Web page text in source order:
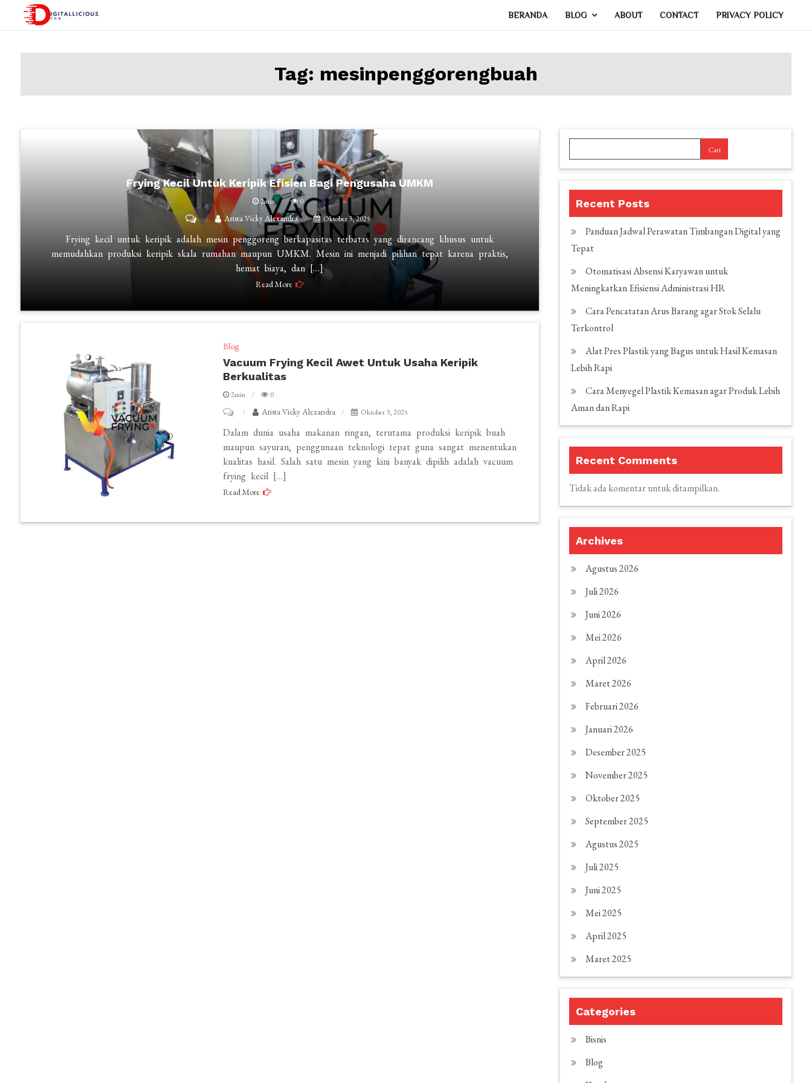
digitallicious.com
BERANDA BLOG ABOUT CONTACT PRIVACY POLICY
Tag: mesinpenggorengbuah
Blog
Frying Kecil Untuk Keripik Efisien Bagi Pengusaha UMKM
2min
0
on
Kecil
Arista Vicky Alexandra Oktober 3, 2025
Frying kecil untuk keripik adalah mesin penggoreng berkapasitas terbatas yang dirancang khusus untuk
memudahkan produksi keripik skala rumahan maupun UMKM. Mesin ini menjadi pilihan tepat karena praktis,
hemat biaya, dan […]
Read More
Blog
Vacuum Frying Kecil Awet Untuk Usaha Keripik
Berkualitas
2min
0
Vacuum
Frying
Kecil
Awet
untuk
Arista Vicky Alexandra Oktober 3, 2025
Dalam dunia usaha makanan ringan, terutama produksi keripik buah
maupun sayuran, penggunaan teknologi tepat guna sangat menentukan
kualitas hasil. Salah satu mesin yang kini banyak dipilih adalah vacuum
frying kecil […]
Read More
Cari
Recent Posts
Panduan Jadwal Perawatan Timbangan Digital yang
Tepat
Otomatisasi Absensi Karyawan untuk
Meningkatkan Efisiensi Administrasi HR
Cara Pencatatan Arus Barang agar Stok Selalu
Terkontrol
Alat Pres Plastik yang Bagus untuk Hasil Kemasan
Lebih Rapi
Cara Menyegel Plastik Kemasan agar Produk Lebih
Aman dan Rapi
Recent Comments
Tidak ada komentar untuk ditampilkan.
Archives
Agustus 2026
Juli 2026
Juni 2026
Mei 2026
April 2026
Maret 2026
Februari 2026
Januari 2026
Desember 2025
November 2025
Oktober 2025
September 2025
Agustus 2025
Juli 2025
Juni 2025
Mei 2025
April 2025
Maret 2025
Categories
Bisnis
Blog